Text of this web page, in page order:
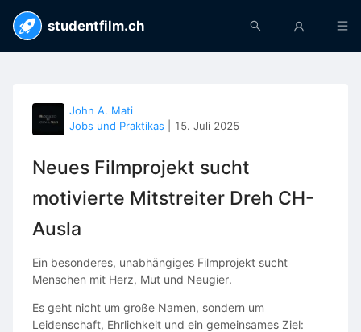
studentfilm.ch
John A. Mati
Jobs und Praktikas
15. Juli 2025
Neues Filmprojekt sucht
motivierte Mitstreiter Dreh CH-
Ausla
Ein besonderes, unabhängiges Filmprojekt sucht
Menschen mit Herz, Mut und Neugier.
Es geht nicht um große Namen, sondern um
Leidenschaft, Ehrlichkeit und ein gemeinsames Ziel: